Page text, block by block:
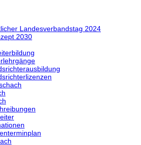
Landesverbandstag 2024
2030